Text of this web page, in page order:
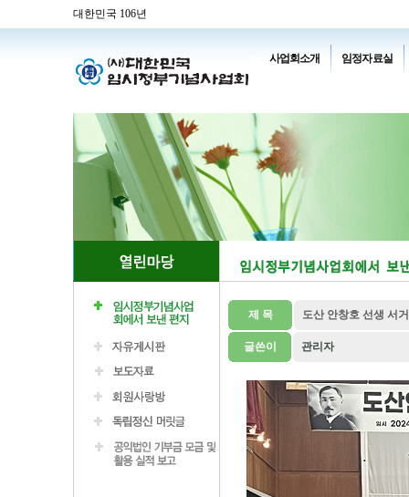
대한민국 106년
사업회소개 임정자료실
제 목 도산 안창호 선생 서
글쓴이 관리자